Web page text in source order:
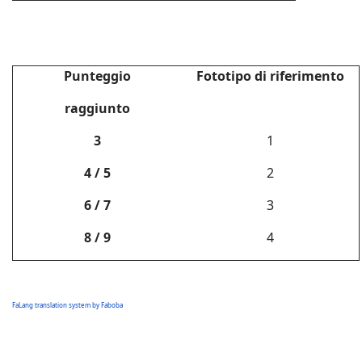
Punteggio
raggiunto
Fototipo di riferimento
3
1
4 / 5
2
6 / 7
3
8 / 9
4
FaLang translation system by Faboba